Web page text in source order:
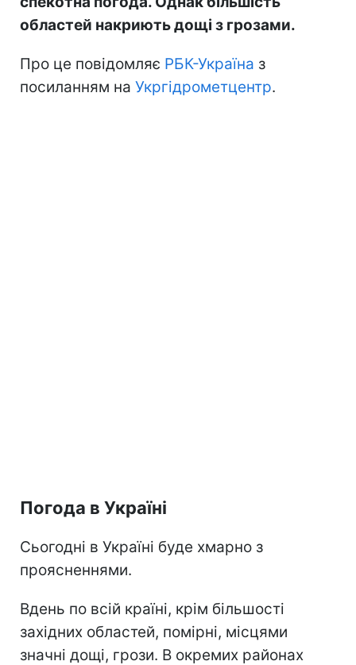
областей накриють дощі з грозами.
Про це повідомляє РБК-Україна з
посиланням на Укргідрометцентр.
Погода в Україні
Сьогодні в Україні буде хмарно з
проясненнями.
Вдень по всій країні, крім більшості
західних областей, помірні, місцями
значні дощі, грози. В окремих районах